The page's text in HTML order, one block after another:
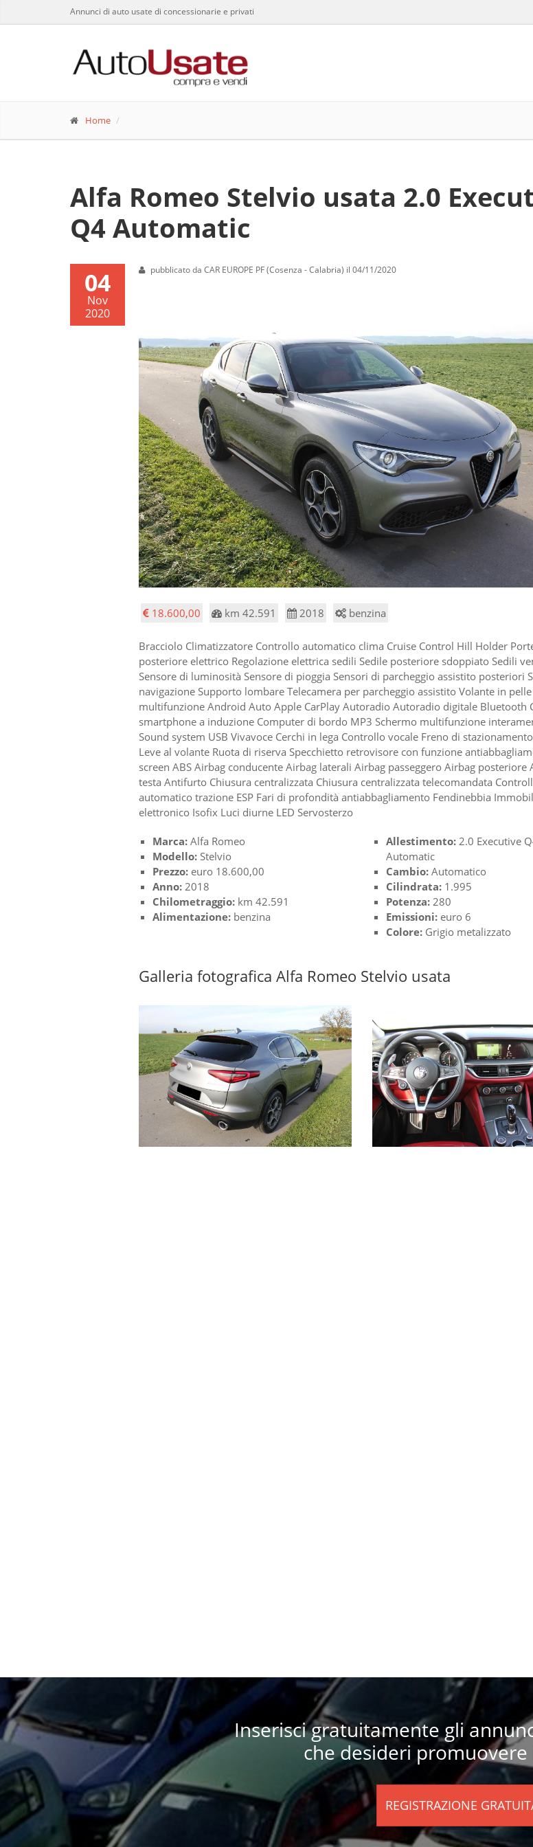
Annunci di auto usate di concessionarie e privati
Home
Alfa Romeo Stelvio usata 2.0
Q4 Automatic
04
Nov
2020
pubblicato da CAR EUROPE PF (Cosenza - Calabria) il 04/11/2020
18.600,00 km 42.591 2018 benzina
Bracciolo Climatizzatore Controllo automatico clima Cruise Control Hill Holder
posteriore elettrico Regolazione elettrica sedili Sedile posteriore sdoppiato Sedili
Sensore di luminosità Sensore di pioggia Sensori di parcheggio assistito posteriori
navigazione Supporto lombare Telecamera per parcheggio assistito Volante in
multifunzione Android Auto Apple CarPlay Autoradio Autoradio digitale Bluetooth
smartphone a induzione Computer di bordo MP3 Schermo multifunzione
Sound system USB Vivavoce Cerchi in lega Controllo vocale Freno di
Leve al volante Ruota di riserva Specchietto retrovisore con funzione
screen ABS Airbag conducente Airbag laterali Airbag passeggero Airbag posteriore
testa Antifurto Chiusura centralizzata Chiusura centralizzata telecomandata
automatico trazione ESP Fari di profondità antiabbagliamento Fendinebbia
elettronico Isofix Luci diurne LED Servosterzo
Marca: Alfa Romeo
Modello: Stelvio
Prezzo: euro 18.600,00
Anno: 2018
Chilometraggio: km 42.591
Alimentazione: benzina
Allestimento: 2.0 Executive
Automatic
Cambio: Automatico
Cilindrata: 1.995
Potenza: 280
Emissioni: euro 6
Colore: Grigio metalizzato
Galleria fotografica Alfa Romeo Stelvio usata
Inserisci gratuitamente gli
che desideri
REGISTRAZIONE